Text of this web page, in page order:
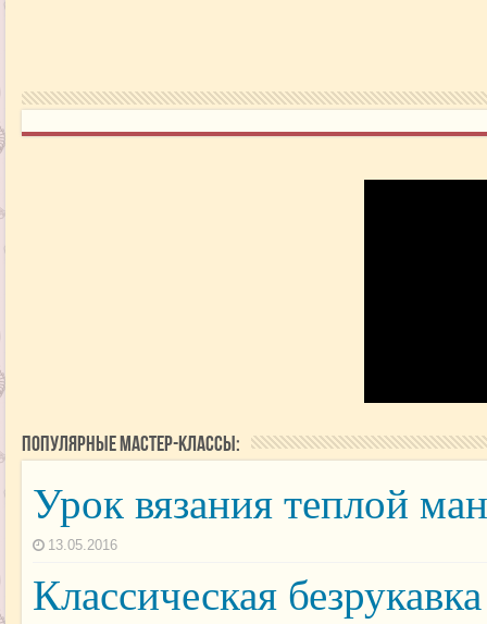
Популярные мастер-классы:
Урок вязания теплой
13.05.2016
Классическая